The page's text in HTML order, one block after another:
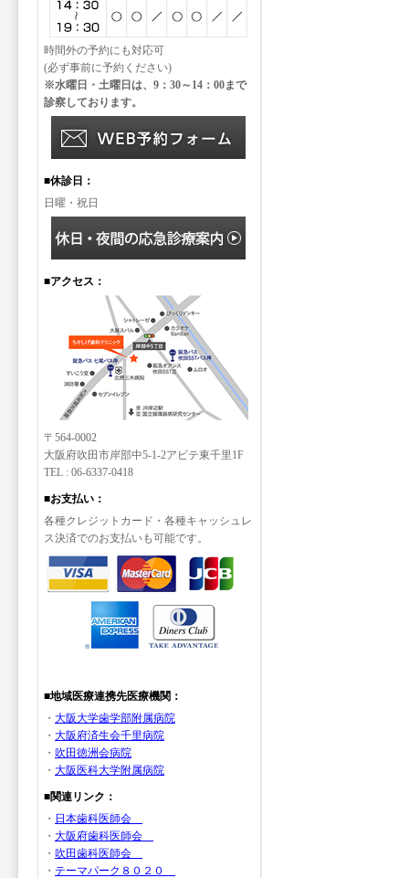
時間外の予約にも対応可
(必ず事前に予約ください)
※水曜日・土曜日は、9：30～14：00まで
診察しております。
■休診日：
日曜・祝日
■アクセス：
〒564-0002
大阪府吹田市岸部中5-1-2アビテ東千里1F
TEL : 06-6337-0418
■お支払い：
各種クレジットカード・各種キャッシュレ
ス決済でのお支払いも可能です。
■地域医療連携先医療機関：
・ 大阪大学歯学部附属病院
・ 大阪府済生会千里病院
・ 吹田徳洲会病院
・ 大阪医科大学附属病院
■関連リンク：
・ 日本歯科医師会
・ 大阪府歯科医師会
・ 吹田歯科医師会
・ テーマパーク８０２０